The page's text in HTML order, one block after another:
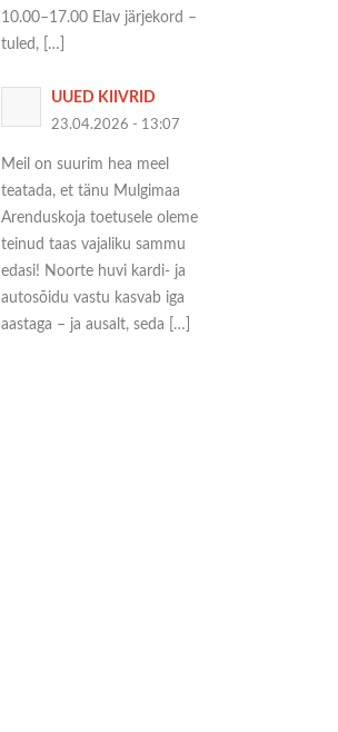
10.00–17.00 Elav järjekord –
tuled, […]
UUED KIIVRID
23.04.2026 - 13:07
Meil on suurim hea meel
teatada, et tänu Mulgimaa
Arenduskoja toetusele oleme
teinud taas vajaliku sammu
edasi! Noorte huvi kardi- ja
autosõidu vastu kasvab iga
aastaga – ja ausalt, seda […]